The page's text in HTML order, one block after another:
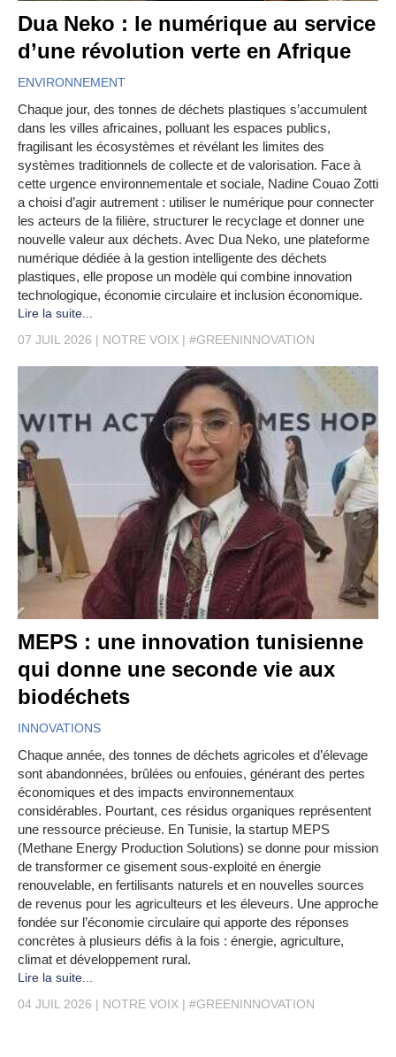
Dua Neko : le numérique au service
d’une révolution verte en Afrique
ENVIRONNEMENT
Chaque jour, des tonnes de déchets plastiques s’accumulent
dans les villes africaines, polluant les espaces publics,
fragilisant les écosystèmes et révélant les limites des
systèmes traditionnels de collecte et de valorisation. Face à
cette urgence environnementale et sociale, Nadine Couao Zotti
a choisi d’agir autrement : utiliser le numérique pour connecter
les acteurs de la filière, structurer le recyclage et donner une
nouvelle valeur aux déchets. Avec Dua Neko, une plateforme
numérique dédiée à la gestion intelligente des déchets
plastiques, elle propose un modèle qui combine innovation
technologique, économie circulaire et inclusion économique.
Lire la suite...
07 JUIL 2026
NOTRE VOIX #GREENINNOVATION
MEPS : une innovation tunisienne
qui donne une seconde vie aux
biodéchets
INNOVATIONS
Chaque année, des tonnes de déchets agricoles et d’élevage
sont abandonnées, brûlées ou enfouies, générant des pertes
économiques et des impacts environnementaux
considérables. Pourtant, ces résidus organiques représentent
une ressource précieuse. En Tunisie, la startup MEPS
(Methane Energy Production Solutions) se donne pour mission
de transformer ce gisement sous-exploité en énergie
renouvelable, en fertilisants naturels et en nouvelles sources
de revenus pour les agriculteurs et les éleveurs. Une approche
fondée sur l’économie circulaire qui apporte des réponses
concrètes à plusieurs défis à la fois : énergie, agriculture,
climat et développement rural.
Lire la suite...
04 JUIL 2026
NOTRE VOIX #GREENINNOVATION